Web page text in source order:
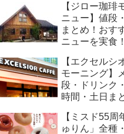
【ジロー珈琲
ニュー】値段
まとめ！おす
ニューを実食！
【エクセルシ
モーニング】
段・ドリンク
時間・土日ま
【ミスド55周
ゅりん」全種